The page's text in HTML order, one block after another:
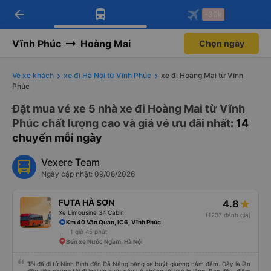
Tải app Vexere ngay!
Nhận ưu đãi thành viên độc
Mở app
Tải app Vexere
-30k/ghế khi đặt vé máy bay qua
Mở app
arrow_back -30k
Vĩnh Phúc Hoàng Mai Chọn ngày
Vé xe khách xe đi Hà Nội từ Vĩnh Phúc
xe đi Hoàng Mai từ Vĩnh
Phúc
Đặt mua vé xe 5 nhà xe đi Hoàng Mai từ Vĩnh
Phúc chất lượng cao và giá vé ưu đãi nhất: 14
chuyến mỗi ngày
Vexere Team
Ngày cập nhật: 09/08/2026
FUTA HÀ SƠN
Xe Limousine 34 Cabin
4.8
(1237 đánh giá)
Km 40 Văn Quán, IC6, Vĩnh Phúc
1 giờ 45 phút
Bến xe Nước Ngầm, Hà Nội
Tôi đã đi từ Ninh Bình đến Đà Nẵng bằng xe buýt giường nằm đêm. Đây là lần